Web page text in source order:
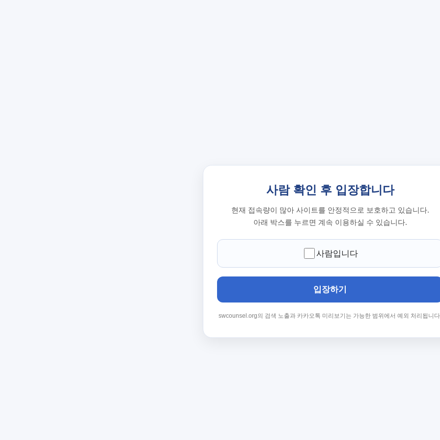
사람 확인 후 입장합니다
현재 접속량이 많아 사이트를 안정적으로 보호하고 있습니다.
아래 박스를 누르면 계속 이용하실 수 있습니다.
사람입니다
입장하기
swcounsel.org의 검색 노출과 카카오톡 미리보기는 가능한 범위에서 예외 처리됩니